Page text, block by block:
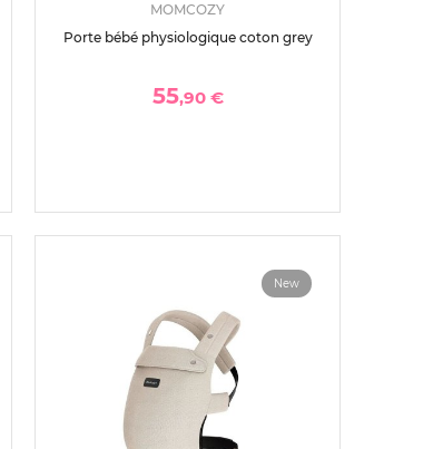
MOMCOZY
Porte bébé physiologique coton grey
55,90 €
New